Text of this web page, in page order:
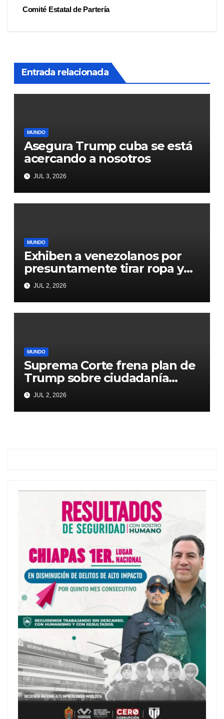
entradas
Comité Estatal de Partería
Entrada relacionada
MUNDO
Asegura Trump cuba se está
acercando a nosotros
JUL 3, 2026
MUNDO
Exhiben a venezolanos por
presuntamente tirar ropa y
comida que les llegaron de
donaciones
JUL 2, 2026
MUNDO
Suprema Corte frena plan de
Trump sobre ciudadanía
natal
JUL 2, 2026